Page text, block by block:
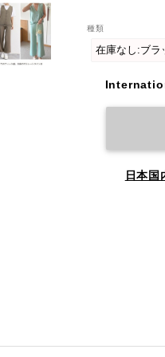
種類
日本国